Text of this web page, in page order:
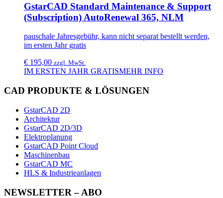
GstarCAD Standard Maintenance & Support
(Subscription) AutoRenewal 365, NLM
pauschale Jahresgebühr, kann nicht separat bestellt werden,
im ersten Jahr gratis
€ 195,00 zzgl. MwSt.
IM ERSTEN JAHR GRATISMEHR INFO
CAD PRODUKTE & LÖSUNGEN
GstarCAD 2D
Architektur
GstarCAD 2D/3D
Elektroplanung
GstarCAD Point Cloud
Maschinenbau
GstarCAD MC
HLS & Industrieanlagen
NEWSLETTER – ABO